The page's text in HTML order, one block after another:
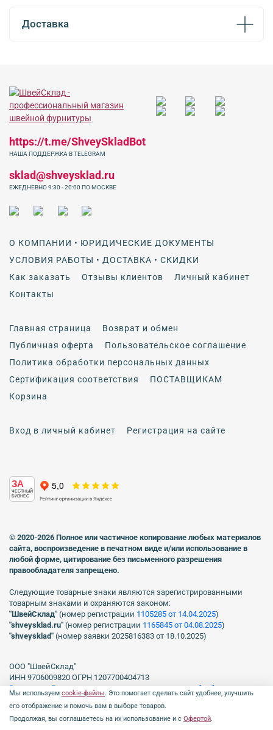
Доставка
О КОМПАНИИ • ЮРИДИЧЕСКИЕ ДОКУМЕНТЫ
УСЛОВИЯ РАБОТЫ • ДОСТАВКА • СКИДКИ
Как заказать
Отзывы клиентов
Личный кабинет
Контакты
Главная страница
Возврат и обмен
Публичная оферта
Пользовательское соглашение
Политика обработки персональных данных
Сертификация соответствия
ПОСТАВЩИКАМ
Корзина
Вход в личный кабинет Регистрация на сайте
https://t.me/ShveySkladBot
НАША ПОДДЕРЖКА В TELEGRAM
sklad@shveysklad.ru
ЕЖЕДНЕВНО 9:30 - 20:00 ПО МОСКВЕ
ЗА
ЧЕСТНЫЙ
БИЗНЕС
© 2020-2026 Полное или частичное копирование любых материалов
сайта, воспроизведение в печатном виде и/или использование в
любой форме, цитирование без письменного разрешения
правообладателя запрещено.
Следующие товарные знаки являются зарегистрированными
товарным знаками и охраняются законом:
"ШвейСклад" (номер регистрации 1105285 от 14.04.2025)
"shveуsklad.ru" (номер регистрации 1165845 от 04.08.2025)
"shveysklad" (номер заявки 2025816383 от 18.10.2025)
ООО "ШвейСклад"
ИНН 9706009820 ОГРН 1207700404713
Включен в Реестр операторов, осуществляющих обработку
персональных данных Роскомнадзора рег. № 77-23-150255, Приказ
№231 от 16.06.2023.
Мы используем cookie-файлы. Это помогает сделать сайт удобнее, улучшить
его отображение и помочь вам в выборе товаров.
Продолжая, вы соглашаетесь на их использование и с Офертой.